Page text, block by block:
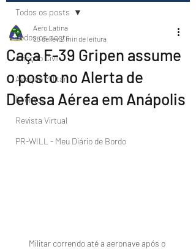
Todos os posts
Aviação Civil
Aviação Militar
Eventos
Revista Virtual
PR-WILL - Meu Diário de Bordo
Todos os posts
Caça F-39 Gripen assume
o posto no Alerta de
Defesa Aérea em Anápolis
Aero Latina
25 de fev.2 min de leitura
Militar correndo até a aeronave após o